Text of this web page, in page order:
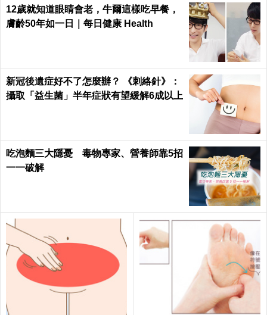
12歲就知道眼睛會老，牛爾這樣吃早餐，
膚齡50年如一日｜每日健康 Health
新冠後遺症好不了怎麼辦？ 《刺絡針》：
攝取「益生菌」半年症狀有望緩解6成以上
吃泡麵三大隱憂 毒物專家、營養師靠5招
一一破解